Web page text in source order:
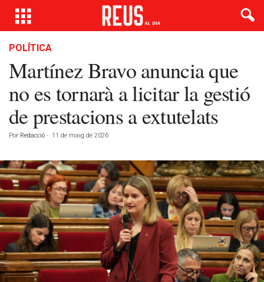
POLÍTICA
Martínez Bravo anuncia que
no es tornarà a licitar la gestió
de prestacions a extutelats
Por Redacció - 11 de maig de 2026